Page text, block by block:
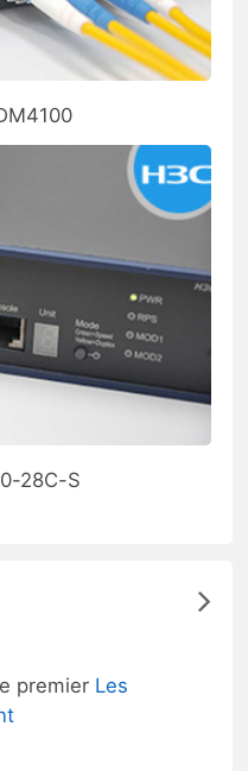
28C-S
premier Les